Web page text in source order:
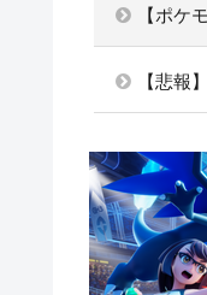
【ポケ
【悲報